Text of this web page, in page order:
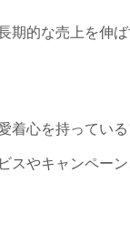
期的な売上を伸
着心を持ってい
スやキャンペー